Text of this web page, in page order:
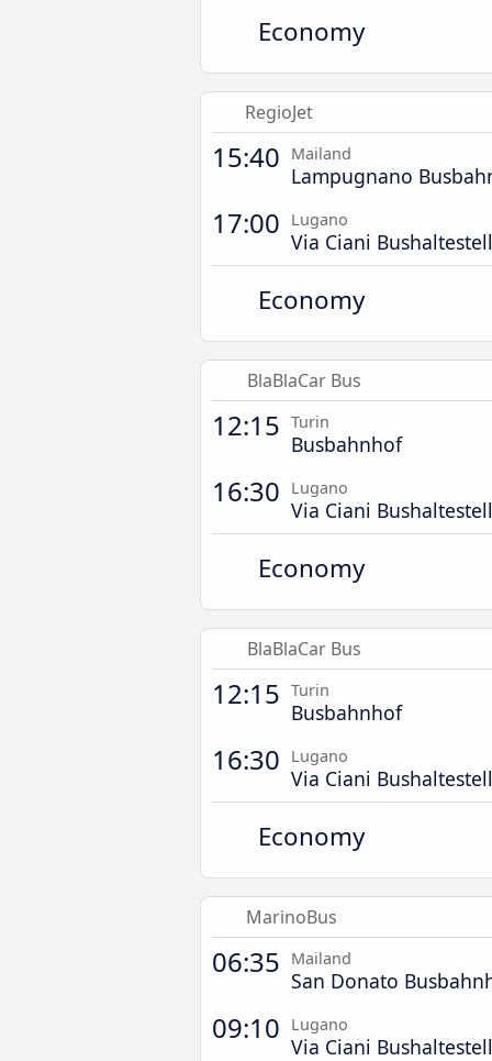
Economy
RegioJet
15:40 Mailand
Lampugnano
17:00 Lugano
Via Ciani
Economy
BlaBlaCar Bus
12:15 Turin
Busbahnhof
16:30 Lugano
Via Ciani
Economy
BlaBlaCar Bus
12:15 Turin
Busbahnhof
16:30 Lugano
Via Ciani
Economy
MarinoBus
06:35 Mailand
San Donato
09:10 Lugano
Via Ciani